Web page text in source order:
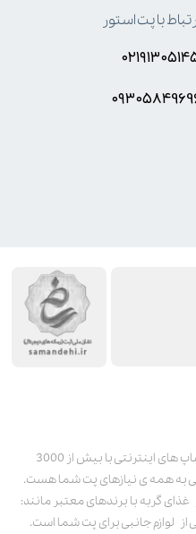
پت استور به عنوان یکی از قدیمی‌ترین پت شاپ های اینترنتی با بیش از 3000
به همه ی نیازهای پت شما هست.
گربه با برندهای معتبر مانند:
لوازم جانبی برای پت شما است.
با پت استور